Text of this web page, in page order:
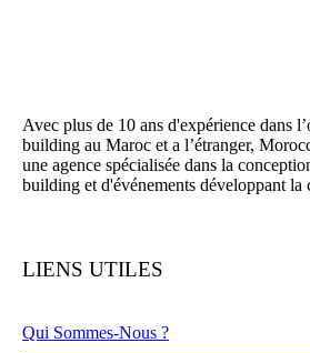
Avec plus de 10 ans d'expérience dans
building au Maroc et a l’étranger,
une agence spécialisée dans la
building et d'événements développant la
LIENS UTILES
Qui Sommes-Nous ?